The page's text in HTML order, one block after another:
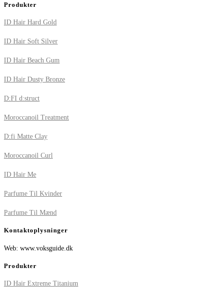
Produkter
ID Hair Hard Gold
ID Hair Soft Silver
ID Hair Beach Gum
ID Hair Dusty Bronze
D:FI d:struct
Moroccanoil Treatment
D:fi Matte Clay
Moroccanoil Curl
ID Hair Me
Parfume Til Kvinder
Parfume Til Mænd
Kontaktoplysninger
Web: www.voksguide.dk
Produkter
ID Hair Extreme Titanium